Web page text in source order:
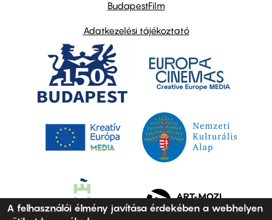
BudapestFilm
Adatkezelési tájékoztató
A felhasználói élmény javítása érdekében a webhelyen